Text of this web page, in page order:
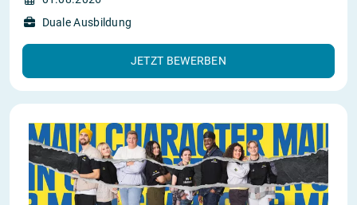
Duale Ausbildung
JETZT BEWERBEN